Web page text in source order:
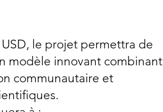
le projet permettra de
modèle innovant combinant
communautaire et